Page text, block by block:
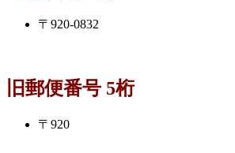
〒920-0832
旧郵便番号 5桁
〒920